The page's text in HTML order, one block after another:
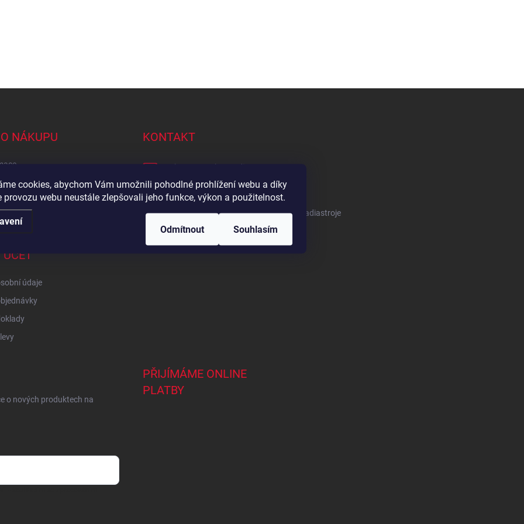
cookies, abychom Vám umožnili pohodlné prohlížení webu a díky
provozu webu neustále zlepšovali jeho funkce, výkon a použitelnost.
Odmítnout Souhlasím
NÁKUPU
platby
a ceny dopravy
údaje
KONTAKT
eshop tomek-naradi.cz
+420 727 961 357
https://www.facebook.com/tomeknaradiastroje
o nových produktech na
PŘIJÍMÁME ONLINE
PLATBY